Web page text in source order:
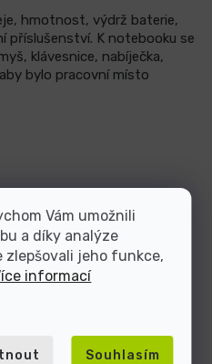
Vám umožnili
a díky analýze
zlepšovali jeho funkce,
informací
Souhlasím
hmotnost, výdrž baterie,
příslušenství. K notebooku se
klávesnice, nabíječka,
bylo pracovní místo